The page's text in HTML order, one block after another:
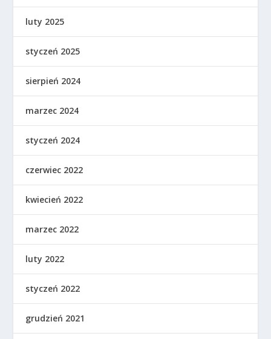
luty 2025
styczeń 2025
sierpień 2024
marzec 2024
styczeń 2024
czerwiec 2022
kwiecień 2022
marzec 2022
luty 2022
styczeń 2022
grudzień 2021